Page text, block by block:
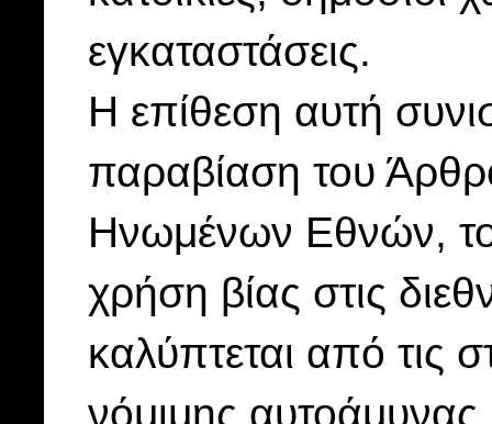
εγκαταστάσεις.
Η επίθεση αυτή
παραβίαση του
Ηνωμένων Εθνών, το
χρήση βίας στις
καλύπτεται από τις
νόμιμης